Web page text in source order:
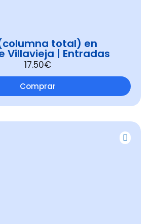
total) en
Villavieja | Entradas
17.50€
Comprar